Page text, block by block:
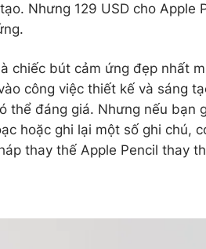
Nhưng 129 USD cho Apple
chiếc bút cảm ứng đẹp nhất
công việc thiết kế và sáng
thể đáng giá. Nhưng nếu bạn
hoặc ghi lại một số ghi chú,
thay thế Apple Pencil thay